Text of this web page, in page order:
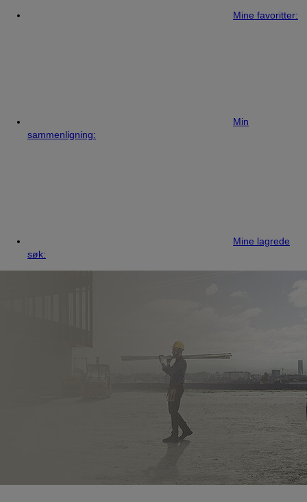
Mine favoritter:
Min
sammenligning:
Mine lagrede
søk: